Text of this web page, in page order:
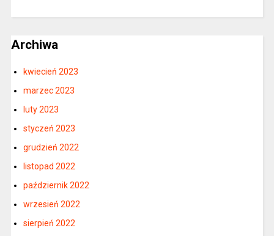
Archiwa
kwiecień 2023
marzec 2023
luty 2023
styczeń 2023
grudzień 2022
listopad 2022
październik 2022
wrzesień 2022
sierpień 2022